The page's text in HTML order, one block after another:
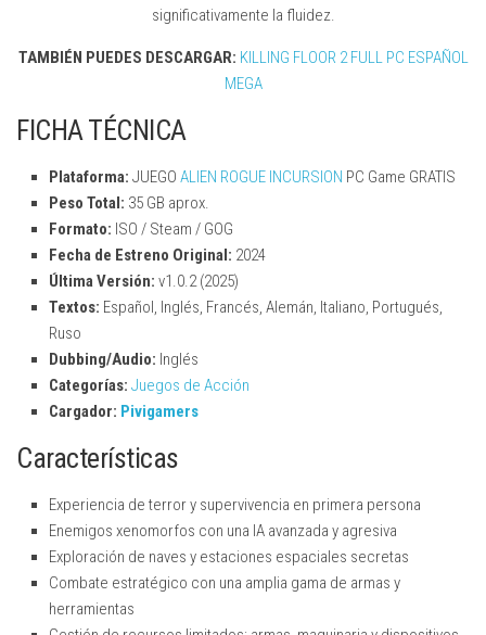
significativamente la fluidez.
TAMBIÉN PUEDES DESCARGAR: KILLING FLOOR 2 FULL PC ESPAÑOL
MEGA
FICHA TÉCNICA
Plataforma: JUEGO ALIEN ROGUE INCURSION PC Game GRATIS
Peso Total: 35 GB aprox.
Formato: ISO / Steam / GOG
Fecha de Estreno Original: 2024
Última Versión: v1.0.2 (2025)
Textos: Español, Inglés, Francés, Alemán, Italiano, Portugués,
Ruso
Dubbing/Audio: Inglés
Categorías: Juegos de Acción
Cargador: Pivigamers
Características
Experiencia de terror y supervivencia en primera persona
Enemigos xenomorfos con una IA avanzada y agresiva
Exploración de naves y estaciones espaciales secretas
Combate estratégico con una amplia gama de armas y
herramientas